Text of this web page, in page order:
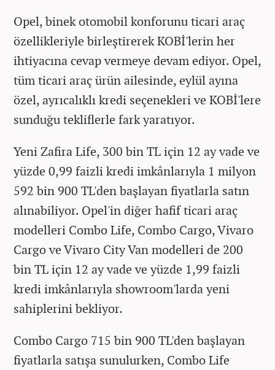
Opel, binek otomobil konforunu ticari araç
özellikleriyle birleştirerek KOBİ'lerin her
ihtiyacına cevap vermeye devam ediyor. Opel,
tüm ticari araç ürün ailesinde, eylül ayına
özel, ayrıcalıklı kredi seçenekleri ve KOBİ'lere
sunduğu tekliflerle fark yaratıyor.
Yeni Zafira Life, 300 bin TL için 12 ay vade ve
yüzde 0,99 faizli kredi imkânlarıyla 1 milyon
592 bin 900 TL'den başlayan fiyatlarla satın
alınabiliyor. Opel'in diğer hafif ticari araç
modelleri Combo Life, Combo Cargo, Vivaro
Cargo ve Vivaro City Van modelleri de 200
bin TL için 12 ay vade ve yüzde 1,99 faizli
kredi imkânlarıyla showroom'larda yeni
sahiplerini bekliyor.
Combo Cargo 715 bin 900 TL'den başlayan
fiyatlarla satışa sunulurken, Combo Life